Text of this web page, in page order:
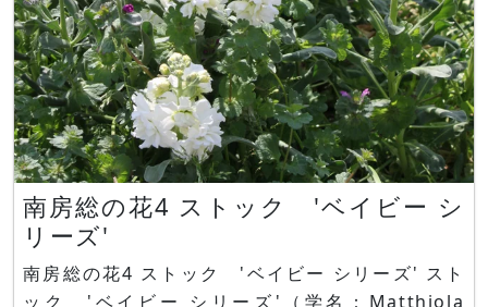
南房総の花4 ストック 'ベイビー シ
リーズ'
南房総の花4 ストック 'ベイビー シリーズ' スト
ック 'ベイビー シリーズ'（学名：Matthiola